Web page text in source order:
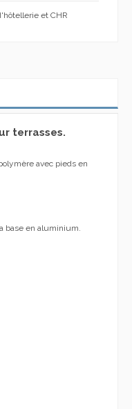
et CHR
terrasses.
avec pieds en
base en aluminium.